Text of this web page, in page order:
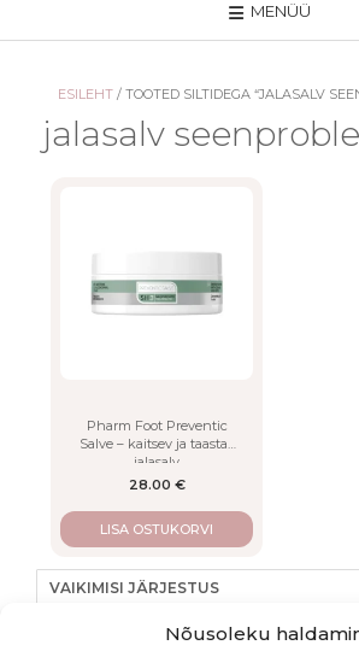
Nõusoleku
HYDRATE-
12.00€
MENÜÜ
ESILEHT/ TOOTED SILTIDEGA “JALASALV
jalasalv
Pharm Foot Preventic
Salve – kaitsev ja taastav
jalasalv
28.00 €
LISA OSTUKORVI